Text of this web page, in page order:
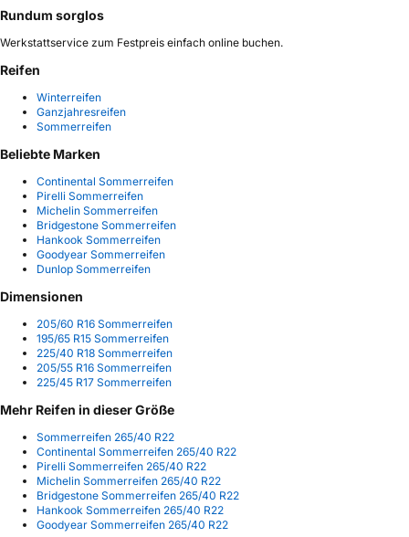
Rundum sorglos
Werkstattservice zum Festpreis einfach online buchen.
Reifen
Winterreifen
Ganzjahresreifen
Sommerreifen
Beliebte Marken
Continental Sommerreifen
Pirelli Sommerreifen
Michelin Sommerreifen
Bridgestone Sommerreifen
Hankook Sommerreifen
Goodyear Sommerreifen
Dunlop Sommerreifen
Dimensionen
205/60 R16 Sommerreifen
195/65 R15 Sommerreifen
225/40 R18 Sommerreifen
205/55 R16 Sommerreifen
225/45 R17 Sommerreifen
Mehr Reifen in dieser Größe
Sommerreifen 265/40 R22
Continental Sommerreifen 265/40 R22
Pirelli Sommerreifen 265/40 R22
Michelin Sommerreifen 265/40 R22
Bridgestone Sommerreifen 265/40 R22
Hankook Sommerreifen 265/40 R22
Goodyear Sommerreifen 265/40 R22